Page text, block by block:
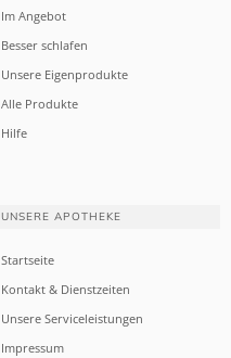
Im Angebot
Besser schlafen
Unsere Eigenprodukte
Alle Produkte
Hilfe
UNSERE APOTHEKE
Startseite
Kontakt & Dienstzeiten
Unsere Serviceleistungen
Impressum